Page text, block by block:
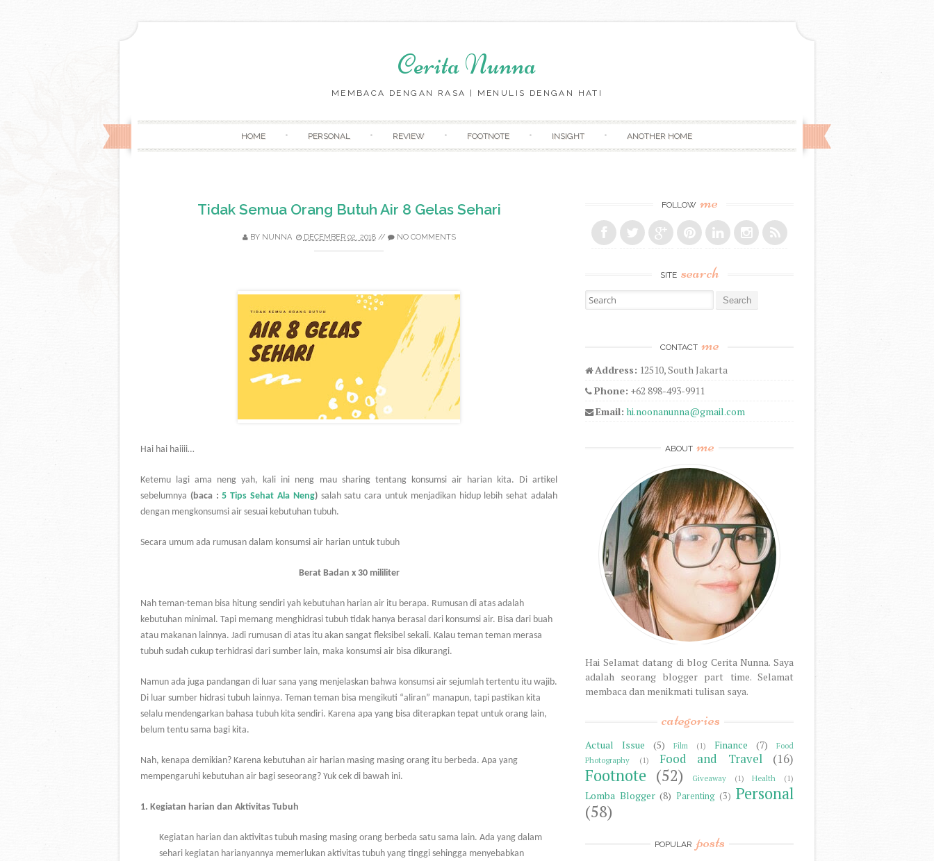
Cerita Nunna
MEMBACA DENGAN RASA | MENULIS DENGAN HATI
HOME PERSONAL REVIEW FOOTNOTE INSIGHT ANOTHER HOME
Tidak Semua Orang Butuh Air 8 Gelas Sehari
BY NUNNA DECEMBER 02, 2018// NO COMMENTS
Hai hai haiiii…
Ketemu lagi ama neng yah, kali ini neng mau sharing tentang konsumsi air harian kita. Di artikel
sebelumnya (baca :5 Tips Sehat Ala Neng) salah satu cara untuk menjadikan hidup lebih sehat adalah
dengan mengkonsumsi air sesuai kebutuhan tubuh.
Secara umum ada rumusan dalam konsumsi air harian untuk tubuh
Berat Badan x 30 mililiter
Nah teman-teman bisa hitung sendiri yah kebutuhan harian air itu berapa. Rumusan di atas adalah
kebutuhan minimal. Tapi memang menghidrasi tubuh tidak hanya berasal dari konsumsi air. Bisa dari buah
atau makanan lainnya. Jadi rumusan di atas itu akan sangat fleksibel sekali. Kalau teman teman merasa
tubuh sudah cukup terhidrasi dari sumber lain, maka konsumsi air bisa dikurangi.
Namun ada juga pandangan di luar sana yang menjelaskan bahwa konsumsi air sejumlah tertentu itu wajib.
Di luar sumber hidrasi tubuh lainnya. Teman teman bisa mengikuti “aliran” manapun, tapi pastikan kita
selalu mendengarkan bahasa tubuh kita sendiri. Karena apa yang bisa diterapkan tepat untuk orang lain,
belum tentu sama bagi kita.
Nah, kenapa demikian? Karena kebutuhan air harian masing masing orang itu berbeda. Apa yang
mempengaruhi kebutuhan air bagi seseorang? Yuk cek di bawah ini.
1. Kegiatan harian dan Aktivitas Tubuh
Kegiatan harian dan aktivitas tubuh masing masing orang berbeda satu sama lain. Ada yang dalam
sehari kegiatan harianyannya memerlukan aktivitas tubuh yang tinggi sehingga menyebabkan
FOLLOW me
SITE search
Search for:
CONTACT me
Address: 12510, South Jakarta
Phone: +62 898-493-9911
Email: hi.noonanunna@gmail.com
ABOUT me
Hai Selamat datang di blog Cerita Nunna. Saya
adalah seorang blogger part time. Selamat
membaca dan menikmati tulisan saya.
categories
Actual Issue (5) Film (1) Finance (7)
Food
Photography
(1) Food and Travel (16)
Footnote (52) Giveaway (1) Health (1)
Lomba Blogger (8) Parenting (3) Personal
(58)
POPULAR posts